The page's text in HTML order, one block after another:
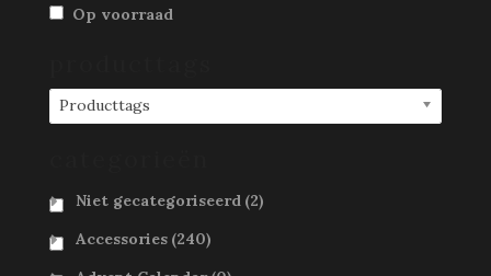
Op voorraad
Producttags
Niet gecategoriseerd (2)
Accessories (240)